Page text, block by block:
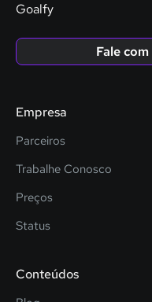
Goalfy
Fale
Empresa
Parceiros
Trabalhe Conosco
Preços
Status
Conteúdos